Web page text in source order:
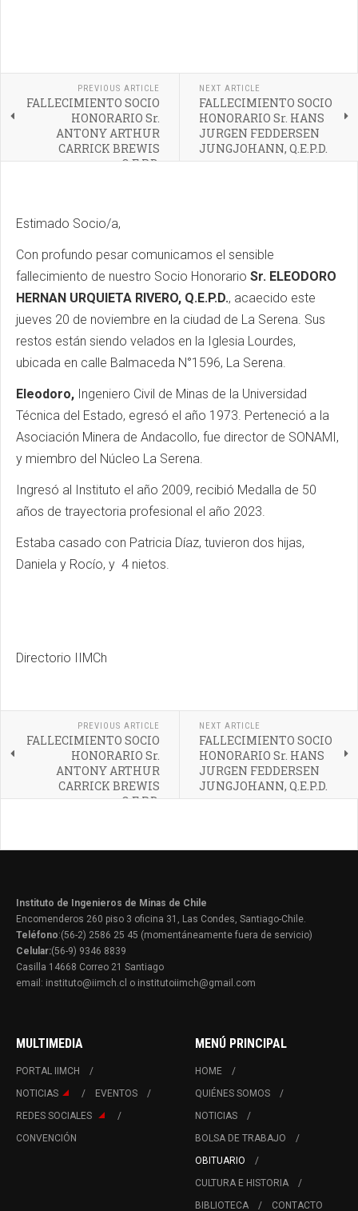
PREVIOUS ARTICLE
FALLECIMIENTO SOCIO
HONORARIO Sr.
ANTONY ARTHUR
CARRICK BREWIS
Q.E.P.D.
NEXT ARTICLE
FALLECIMIENTO SOCIO
HONORARIO Sr. HANS
JURGEN FEDDERSEN
JUNGJOHANN, Q.E.P.D.
Estimado Socio/a,
Con profundo pesar comunicamos el sensible
fallecimiento de nuestro Socio Honorario Sr. ELEODORO
HERNAN URQUIETA RIVERO, Q.E.P.D., acaecido este
jueves 20 de noviembre en la ciudad de La Serena. Sus
restos están siendo velados en la Iglesia Lourdes,
ubicada en calle Balmaceda N°1596, La Serena.
Eleodoro, Ingeniero Civil de Minas de la Universidad
Técnica del Estado, egresó el año 1973. Perteneció a la
Asociación Minera de Andacollo, fue director de SONAMI,
y miembro del Núcleo La Serena.
Ingresó al Instituto el año 2009, recibió Medalla de 50
años de trayectoria profesional el año 2023.
Estaba casado con Patricia Díaz, tuvieron dos hijas,
Daniela y Rocío, y 4 nietos.
Directorio IIMCh
PREVIOUS ARTICLE
FALLECIMIENTO SOCIO
HONORARIO Sr.
ANTONY ARTHUR
CARRICK BREWIS
Q.E.P.D.
NEXT ARTICLE
FALLECIMIENTO SOCIO
HONORARIO Sr. HANS
JURGEN FEDDERSEN
JUNGJOHANN, Q.E.P.D.
Instituto de Ingenieros de Minas de Chile
Encomenderos 260 piso 3 oficina 31, Las Condes, Santiago-Chile.
Teléfono:(56-2) 2586 25 45 (momentáneamente fuera de servicio)
Celular:(56-9) 9346 8839
Casilla 14668 Correo 21 Santiago
email: instituto@iimch.cl o institutoiimch@gmail.com
MULTIMEDIA
PORTAL IIMCH
NOTICIAS
EVENTOS
REDES SOCIALES
CONVENCIÓN
MENÚ PRINCIPAL
HOME
QUIÉNES SOMOS
NOTICIAS
BOLSA DE TRABAJO
OBITUARIO
CULTURA E HISTORIA
BIBLIOTECA
CONTACTO